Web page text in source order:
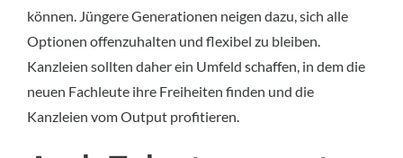
können. Jüngere Generationen neigen dazu, sich alle
Optionen offenzuhalten und flexibel zu bleiben.
Kanzleien sollten daher ein Umfeld schaffen, in dem die
neuen Fachleute ihre Freiheiten finden und die
Kanzleien vom Output profitieren.